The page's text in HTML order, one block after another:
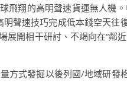
翔的高明聲速貨運無人機
聲速技巧完成低本錢空天往
開相干研討、不竭向在“鄰
方式發掘以後列國/地域研發